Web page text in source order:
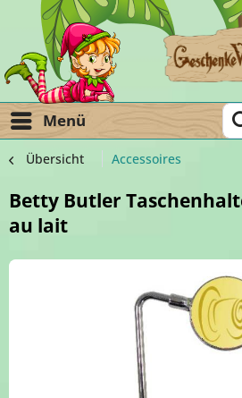
Menü
Übersicht Accessoires
Betty Butler
au lait